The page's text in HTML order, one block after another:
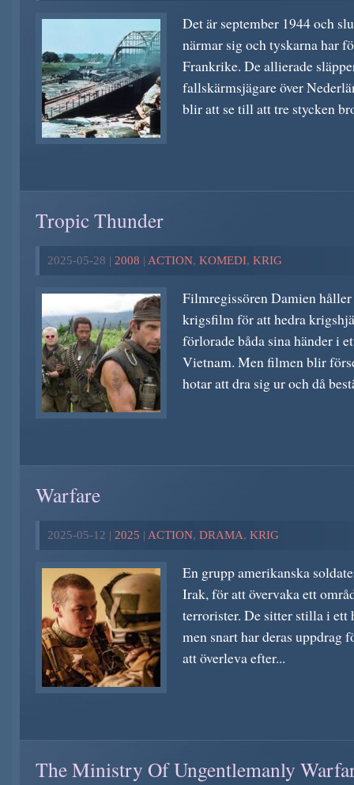
Det är september 1944 och
närmar sig och tyskarna har
Frankrike. De allierade
fallskärmsjägare över
blir att se till att tre stycken
Tropic Thunder
2025-05-28 | 2008 | ACTION, KOMEDI, KRIG
Filmregissören Damien
krigsfilm för att hedra
förlorade båda sina händer i
Vietnam. Men filmen blir
hotar att dra sig ur och då
Warfare
2025-05-12 | 2025 | ACTION, DRAMA, KRIG
En grupp amerikanska
Irak, för att övervaka ett
terrorister. De sitter stilla i ett
men snart har deras uppdrag
att överleva efter...
The Ministry Of Ungentlemanly